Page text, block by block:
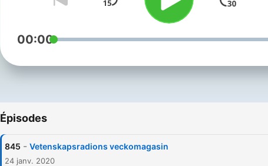
00:00
Épisodes
845 - Vetenskapsradions veckomagasin
24 janv. 2020